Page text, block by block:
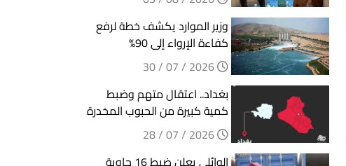
وزير الموارد يكشف خطة لرفع
كفاءة الإرواء إلى 90%
بغداد.. اعتقال متهم وضبط
كمية كبيرة من الحبوب المخدرة
الوائلي يعلن ضبط 16 حاوية